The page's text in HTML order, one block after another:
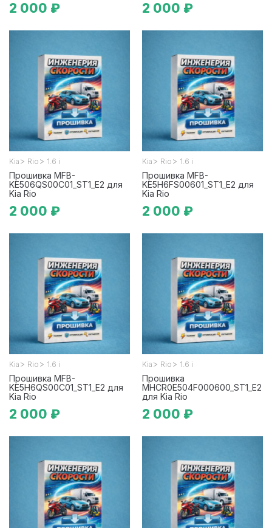
2 000 ₽ 2 000 ₽
Kia > Rio > 1.6 i
Прошивка MFB-
KE506QS00C01_ST1_E2 для
Kia Rio
2 000 ₽
Kia > Rio > 1.6 i
Прошивка MFB-
KE5H6FS00601_ST1_E2 для
Kia Rio
2 000 ₽
Kia > Rio > 1.6 i
Прошивка MFB-
KE5H6QS00C01_ST1_E2 для
Kia Rio
2 000 ₽
Kia > Rio > 1.6 i
Прошивка
MHCR0E504F000600_ST1_E2
для Kia Rio
2 000 ₽